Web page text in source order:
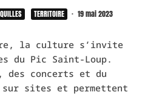
TERRITOIRE · 19 mai 2023
la culture s’invite
du Pic Saint-Loup.
des concerts et du
sur sites et permettent